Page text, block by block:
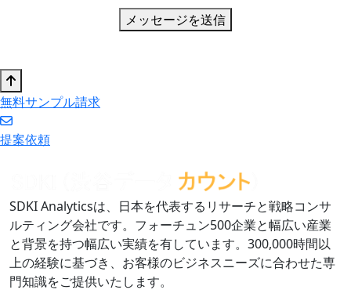
メッセージを送信
無料サンプル請求
提案依頼
SDKI Analyticsは、日本を代表するリサーチと戦略コンサ
ルティング会社です。フォーチュン500企業と幅広い産業
と背景を持つ幅広い実績を有しています。300,000時間以
上の経験に基づき、お客様のビジネスニーズに合わせた専
門知識をご提供いたします。